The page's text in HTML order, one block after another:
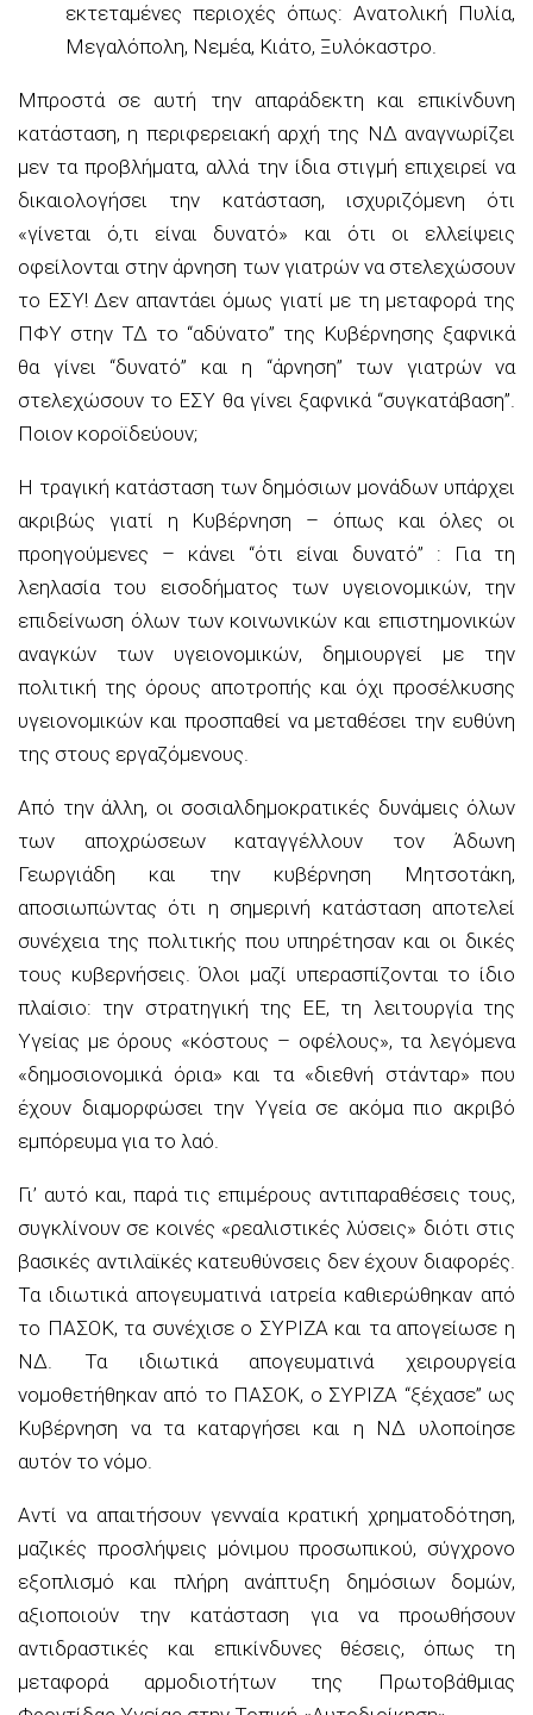
εκτεταμένες περιοχές όπως: Ανατολική Πυλία,
Μεγαλόπολη, Νεμέα, Κιάτο, Ξυλόκαστρο.
Μπροστά σε αυτή την απαράδεκτη και επικίνδυνη
κατάσταση, η περιφερειακή αρχή της ΝΔ αναγνωρίζει
μεν τα προβλήματα, αλλά την ίδια στιγμή επιχειρεί να
δικαιολογήσει την κατάσταση, ισχυριζόμενη ότι
«γίνεται ό,τι είναι δυνατό» και ότι οι ελλείψεις
οφείλονται στην άρνηση των γιατρών να στελεχώσουν
το ΕΣΥ! Δεν απαντάει όμως γιατί με τη μεταφορά της
ΠΦΥ στην ΤΔ το “αδύνατο” της Κυβέρνησης ξαφνικά
θα γίνει “δυνατό” και η “άρνηση” των γιατρών να
στελεχώσουν το ΕΣΥ θα γίνει ξαφνικά “συγκατάβαση”.
Ποιον κοροϊδεύουν;
Η τραγική κατάσταση των δημόσιων μονάδων υπάρχει
ακριβώς γιατί η Κυβέρνηση – όπως και όλες οι
προηγούμενες – κάνει “ότι είναι δυνατό” : Για τη
λεηλασία του εισοδήματος των υγειονομικών, την
επιδείνωση όλων των κοινωνικών και επιστημονικών
αναγκών των υγειονομικών, δημιουργεί με την
πολιτική της όρους αποτροπής και όχι προσέλκυσης
υγειονομικών και προσπαθεί να μεταθέσει την ευθύνη
της στους εργαζόμενους.
Από την άλλη, οι σοσιαλδημοκρατικές δυνάμεις όλων
των αποχρώσεων καταγγέλλουν τον Άδωνη
Γεωργιάδη και την κυβέρνηση Μητσοτάκη,
αποσιωπώντας ότι η σημερινή κατάσταση αποτελεί
συνέχεια της πολιτικής που υπηρέτησαν και οι δικές
τους κυβερνήσεις. Όλοι μαζί υπερασπίζονται το ίδιο
πλαίσιο: την στρατηγική της ΕΕ, τη λειτουργία της
Υγείας με όρους «κόστους – οφέλους», τα λεγόμενα
«δημοσιονομικά όρια» και τα «διεθνή στάνταρ» που
έχουν διαμορφώσει την Υγεία σε ακόμα πιο ακριβό
εμπόρευμα για το λαό.
Γι’ αυτό και, παρά τις επιμέρους αντιπαραθέσεις τους,
συγκλίνουν σε κοινές «ρεαλιστικές λύσεις» διότι στις
βασικές αντιλαϊκές κατευθύνσεις δεν έχουν διαφορές.
Τα ιδιωτικά απογευματινά ιατρεία καθιερώθηκαν από
το ΠΑΣΟΚ, τα συνέχισε ο ΣΥΡΙΖΑ και τα απογείωσε η
ΝΔ. Τα ιδιωτικά απογευματινά χειρουργεία
νομοθετήθηκαν από το ΠΑΣΟΚ, ο ΣΥΡΙΖΑ “ξέχασε” ως
Κυβέρνηση να τα καταργήσει και η ΝΔ υλοποίησε
αυτόν το νόμο.
Αντί να απαιτήσουν γενναία κρατική χρηματοδότηση,
μαζικές προσλήψεις μόνιμου προσωπικού, σύγχρονο
εξοπλισμό και πλήρη ανάπτυξη δημόσιων δομών,
αξιοποιούν την κατάσταση για να προωθήσουν
αντιδραστικές και επικίνδυνες θέσεις, όπως τη
μεταφορά αρμοδιοτήτων της Πρωτοβάθμιας